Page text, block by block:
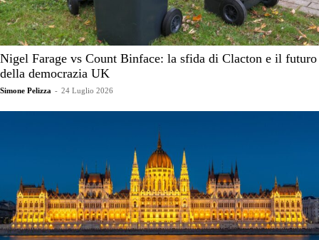
Nigel Farage vs Count Binface: la sfida di Clacton e il futuro
della democrazia UK
Simone Pelizza - 24 Luglio 2026